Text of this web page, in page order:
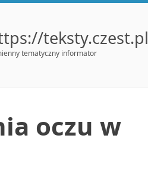
teksty.czest.pl
tematyczny informator
oczu w